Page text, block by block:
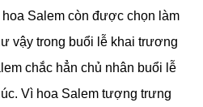
Salem còn được chọn làm
vậy trong buổi lễ khai trương
chắc hẳn chủ nhân buổi lễ
Vì hoa Salem tượng trưng